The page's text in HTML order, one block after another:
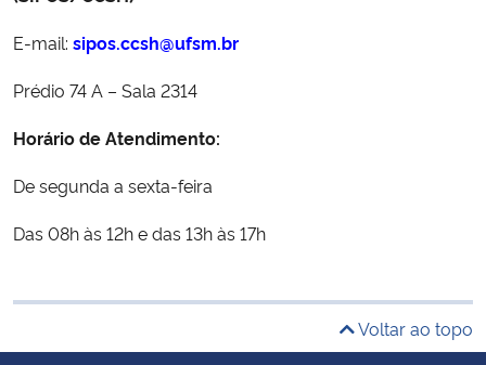
Ministério de Minas e Energia
Ministério da Ciência, Tecnologia, Inovações e Comunicações
Ministério do Turismo
E-mail: sipos.ccsh@ufsm.br
Prédio 74 A – Sala 2314
Horário de Atendimento:
De segunda a sexta-feira
Das 08h às 12h e das 13h às 17h
Voltar ao topo